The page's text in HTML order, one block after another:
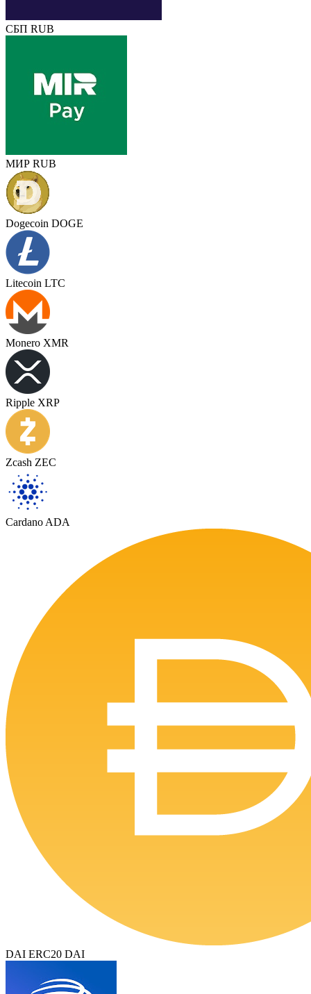
СБП RUB
МИР RUB
Dogecoin DOGE
Litecoin LTC
Monero XMR
Ripple XRP
Zcash ZEC
Cardano ADA
DAI ERC20 DAI